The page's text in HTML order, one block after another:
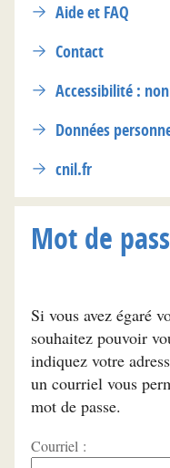
Aide et FAQ
Contact
Accessibilité :
Données
cnil.fr
Mot de
Si vous avez égaré
souhaitez pouvoir
indiquez votre
un courriel vous
mot de passe.
Courriel :